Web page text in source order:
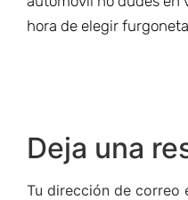
hora de elegir
Deja una
Tu dirección de correo